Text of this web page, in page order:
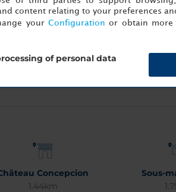
Concepcion
1.44km
Sous-
content relating to your preferences
your Configuration or obtain
of personal data